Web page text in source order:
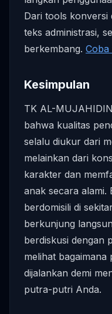
Dari tools konversi
teks administrasi,
berkembang.
Kesimpulan
TK AL-
bahwa kualitas
selalu diukur dari
melainkan dari
karakter dan
anak secara alami.
berdomisili di
berkunjung
berdiskusi dengan
melihat
dijalankan demi
putra-putri Anda.